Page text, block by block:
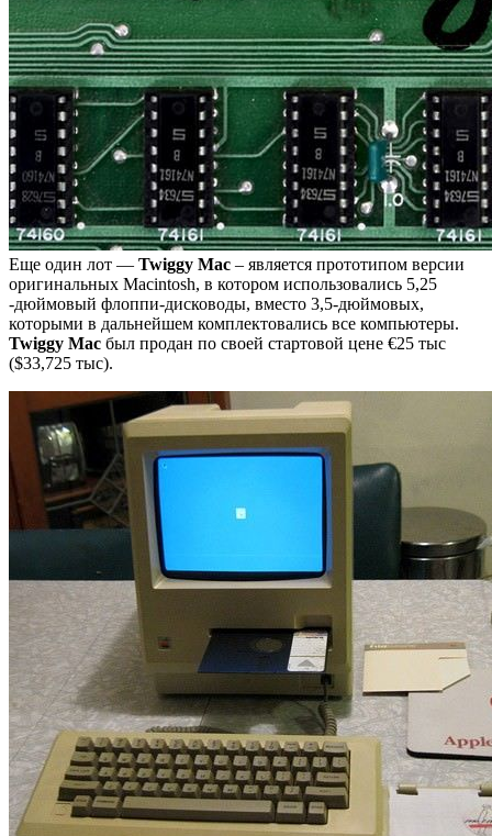
Еще один лот — Twiggy Mac – является прототипом версии
оригинальных Macintosh, в котором использовались 5,25
-дюймовый флоппи-дисководы, вместо 3,5-дюймовых,
которыми в дальнейшем комплектовались все компьютеры.
Twiggy Mac был продан по своей стартовой цене €25 тыс
($33,725 тыс).